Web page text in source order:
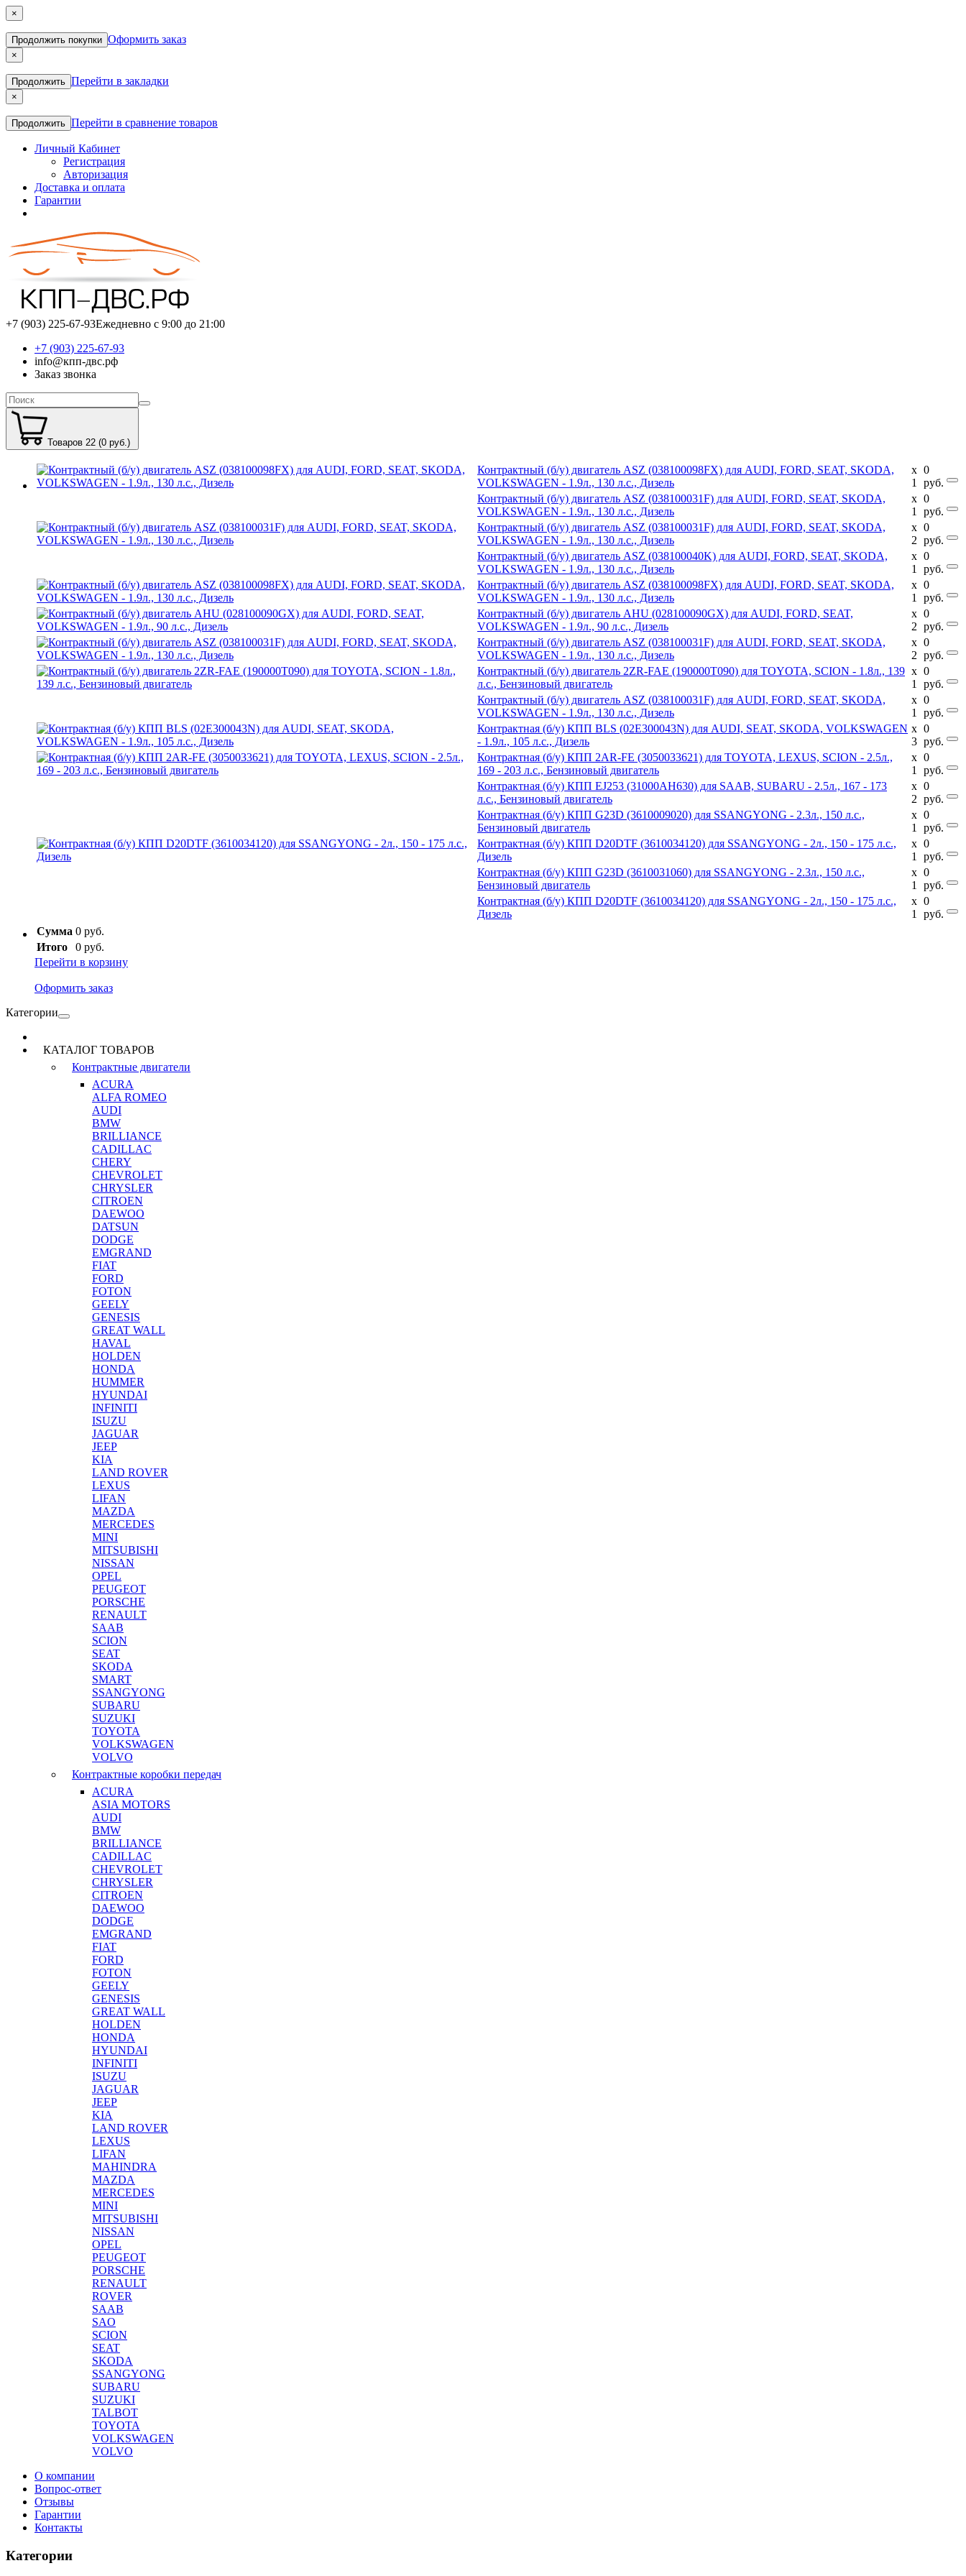
×
Продолжить покупки Оформить заказ
×
Продолжить Перейти в закладки
×
Продолжить Перейти в сравнение товаров
Личный Кабинет
Регистрация
Авторизация
Доставка и оплата
Гарантии
+7 (903) 225-67-93Ежедневно с 9:00 до 21:00
+7 (903) 225-67-93
info@кпп-двс.рф
Заказ звонка
Товаров 22 (0 руб.)
Контрактный (б/у) двигатель ASZ (038100098FX) для AUDI, FORD, SEAT, SKODA,
VOLKSWAGEN - 1.9л., 130 л.с., Дизель
x
1
0
руб.
Контрактный (б/у) двигатель ASZ (038100031F) для AUDI, FORD, SEAT, SKODA,
VOLKSWAGEN - 1.9л., 130 л.с., Дизель
x
1
0
руб.
Контрактный (б/у) двигатель ASZ (038100031F) для AUDI, FORD, SEAT, SKODA,
VOLKSWAGEN - 1.9л., 130 л.с., Дизель
x
2
0
руб.
Контрактный (б/у) двигатель ASZ (038100040K) для AUDI, FORD, SEAT, SKODA,
VOLKSWAGEN - 1.9л., 130 л.с., Дизель
x
1
0
руб.
Контрактный (б/у) двигатель ASZ (038100098FX) для AUDI, FORD, SEAT, SKODA,
VOLKSWAGEN - 1.9л., 130 л.с., Дизель
x
1
0
руб.
Контрактный (б/у) двигатель AHU (028100090GX) для AUDI, FORD, SEAT,
VOLKSWAGEN - 1.9л., 90 л.с., Дизель
x
2
0
руб.
Контрактный (б/у) двигатель ASZ (038100031F) для AUDI, FORD, SEAT, SKODA,
VOLKSWAGEN - 1.9л., 130 л.с., Дизель
x
2
0
руб.
Контрактный (б/у) двигатель 2ZR-FAE (190000T090) для TOYOTA, SCION - 1.8л., 139
л.с., Бензиновый двигатель
x
1
0
руб.
Контрактный (б/у) двигатель ASZ (038100031F) для AUDI, FORD, SEAT, SKODA,
VOLKSWAGEN - 1.9л., 130 л.с., Дизель
x
1
0
руб.
Контрактная (б/у) КПП BLS (02E300043N) для AUDI, SEAT, SKODA, VOLKSWAGEN
- 1.9л., 105 л.с., Дизель
x
3
0
руб.
Контрактная (б/у) КПП 2AR-FE (3050033621) для TOYOTA, LEXUS, SCION - 2.5л.,
169 - 203 л.с., Бензиновый двигатель
x
1
0
руб.
Контрактная (б/у) КПП EJ253 (31000AH630) для SAAB, SUBARU - 2.5л., 167 - 173
л.с., Бензиновый двигатель
x
2
0
руб.
Контрактная (б/у) КПП G23D (3610009020) для SSANGYONG - 2.3л., 150 л.с.,
Бензиновый двигатель
x
1
0
руб.
Контрактная (б/у) КПП D20DTF (3610034120) для SSANGYONG - 2л., 150 - 175 л.с.,
Дизель
x
1
0
руб.
Контрактная (б/у) КПП G23D (3610031060) для SSANGYONG - 2.3л., 150 л.с.,
Бензиновый двигатель
x
1
0
руб.
Контрактная (б/у) КПП D20DTF (3610034120) для SSANGYONG - 2л., 150 - 175 л.с.,
Дизель
x
1
0
руб.
Сумма 0 руб.
Итого
0 руб.
Перейти в корзину
Оформить заказ
Категории
КАТАЛОГ ТОВАРОВ
Контрактные двигатели
ACURA
ALFA ROMEO
AUDI
BMW
BRILLIANCE
CADILLAC
CHERY
CHEVROLET
CHRYSLER
CITROEN
DAEWOO
DATSUN
DODGE
EMGRAND
FIAT
FORD
FOTON
GEELY
GENESIS
GREAT WALL
HAVAL
HOLDEN
HONDA
HUMMER
HYUNDAI
INFINITI
ISUZU
JAGUAR
JEEP
KIA
LAND ROVER
LEXUS
LIFAN
MAZDA
MERCEDES
MINI
MITSUBISHI
NISSAN
OPEL
PEUGEOT
PORSCHE
RENAULT
SAAB
SCION
SEAT
SKODA
SMART
SSANGYONG
SUBARU
SUZUKI
TOYOTA
VOLKSWAGEN
VOLVO
Контрактные коробки передач
ACURA
ASIA MOTORS
AUDI
BMW
BRILLIANCE
CADILLAC
CHEVROLET
CHRYSLER
CITROEN
DAEWOO
DODGE
EMGRAND
FIAT
FORD
FOTON
GEELY
GENESIS
GREAT WALL
HOLDEN
HONDA
HYUNDAI
INFINITI
ISUZU
JAGUAR
JEEP
KIA
LAND ROVER
LEXUS
LIFAN
MAHINDRA
MAZDA
MERCEDES
MINI
MITSUBISHI
NISSAN
OPEL
PEUGEOT
PORSCHE
RENAULT
ROVER
SAAB
SAO
SCION
SEAT
SKODA
SSANGYONG
SUBARU
SUZUKI
TALBOT
TOYOTA
VOLKSWAGEN
VOLVO
О компании
Вопрос-ответ
Отзывы
Гарантии
Контакты
Категории